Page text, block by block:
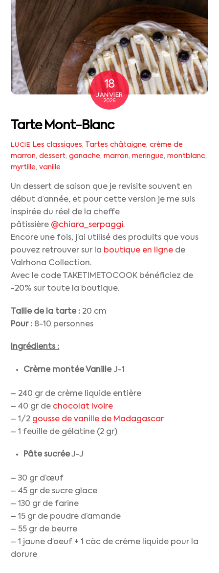
18
JANVIER
2026
Tarte Mont-Blanc
LUCIE Les classiques, Tartes châtaigne, crème de
marron,dessert,ganache,marron,meringue,montblanc,
myrtille,vanille
Un dessert de saison que je revisite souvent en
début d’année, et pour cette version je me suis
inspirée du réel de la cheffe
pâtissière @chiara_serpaggi.
Encore une fois, j’ai utilisé des produits que vous
pouvez retrouver sur la boutique en ligne de
Valrhona Collection.
Avec le code TAKETIMETOCOOK bénéficiez de
-20% sur toute la boutique.
Taille de la tarte : 20 cm
Pour : 8-10 personnes
Ingrédients :
Crème montée VanilleJ-1
– 240 gr de crème liquide entière
– 40 gr de chocolat Ivoire
– 1/2 gousse de vanille de Madagascar
– 1 feuille de gélatine (2 gr)
Pâte sucréeJ-J
– 30 gr d’œuf
– 45 gr de sucre glace
– 130 gr de farine
– 15 gr de poudre d’amande
– 55 gr de beurre
– 1 jaune d’oeuf + 1 càc de crème liquide pour la
dorure